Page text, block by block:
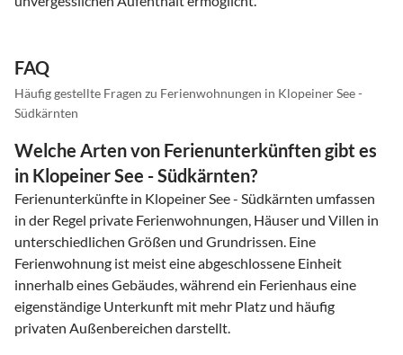
FAQ
Häufig gestellte Fragen zu Ferienwohnungen in Klopeiner See -
Südkärnten
Welche Arten von Ferienunterkünften gibt es
in Klopeiner See - Südkärnten?
Ferienunterkünfte in Klopeiner See - Südkärnten umfassen
in der Regel private Ferienwohnungen, Häuser und Villen in
unterschiedlichen Größen und Grundrissen. Eine
Ferienwohnung ist meist eine abgeschlossene Einheit
innerhalb eines Gebäudes, während ein Ferienhaus eine
eigenständige Unterkunft mit mehr Platz und häufig
privaten Außenbereichen darstellt.